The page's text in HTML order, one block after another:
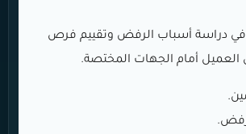
في دراسة أسباب الرفض وتقييم فرص
العميل أمام الجهات المختصة.